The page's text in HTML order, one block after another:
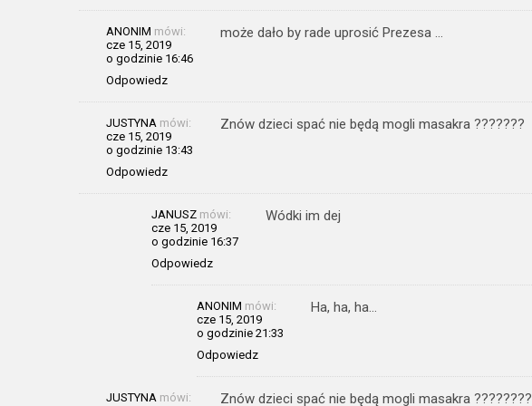
ANONIM mówi:
cze 15, 2019
o godzinie 16:46
Odpowiedz
może dało by rade uprosić Prezesa …
JUSTYNA mówi:
cze 15, 2019
o godzinie 13:43
Odpowiedz
Znów dzieci spać nie będą mogli masakra ???????
JANUSZ mówi:
cze 15, 2019
o godzinie 16:37
Odpowiedz
Wódki im dej
ANONIM mówi:
cze 15, 2019
o godzinie 21:33
Odpowiedz
Ha, ha, ha…
JUSTYNA mówi:
Znów dzieci spać nie będą mogli masakra ????????